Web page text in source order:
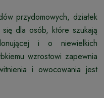
przydomowych, działek
dla osób, które szukają
i o niewielkich
wzrostowi zapewnia
i owocowania jest